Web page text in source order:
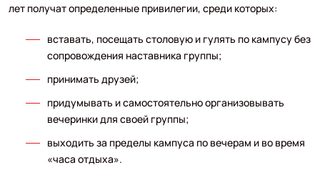
лет получат определенные привилегии, среди которых:
вставать, посещать столовую и гулять по кампусу без
сопровождения наставника группы;
принимать друзей;
придумывать и самостоятельно организовывать
вечеринки для своей группы;
выходить за пределы кампуса по вечерам и во время
«часа отдыха».